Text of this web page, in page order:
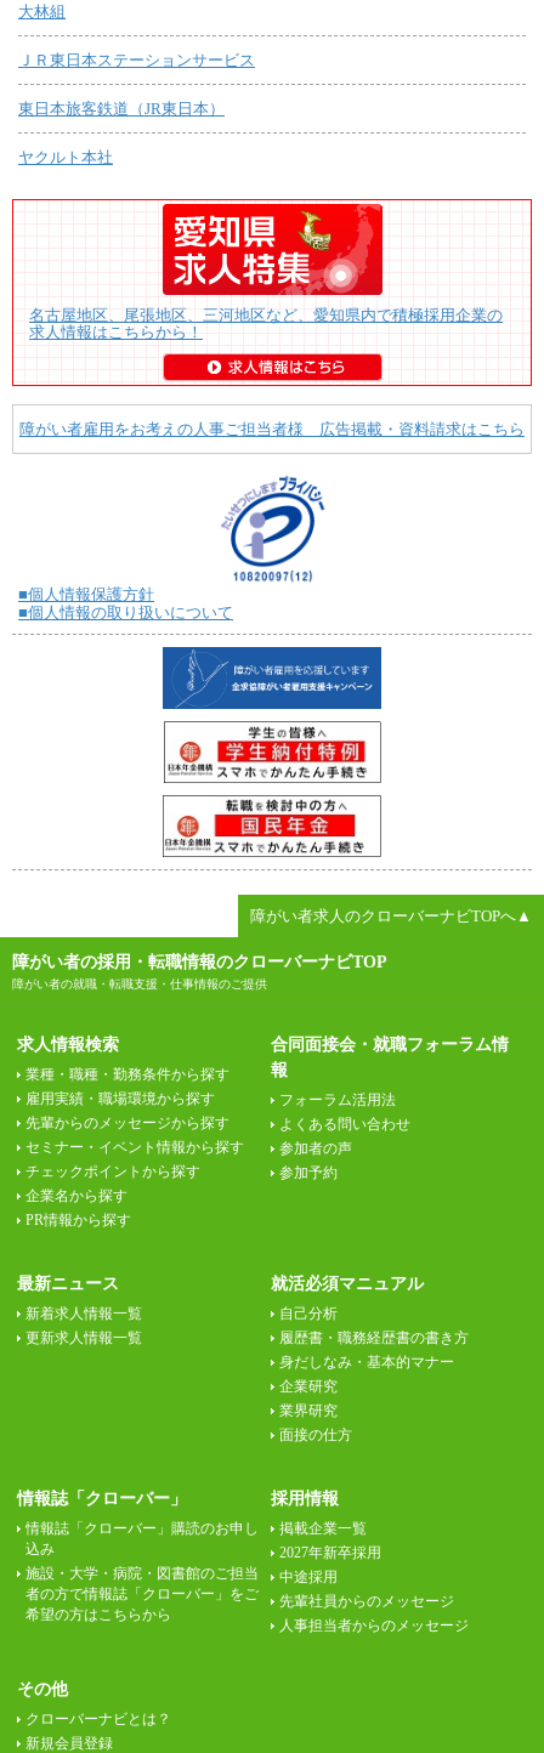
大林組
ＪＲ東日本ステーションサービス
東日本旅客鉄道（JR東日本）
ヤクルト本社
名古屋地区、尾張地区、三河地区など、愛知県内で積極採用企業の
求人情報はこちらから！
障がい者雇用をお考えの人事ご担当者様 広告掲載・資料請求はこちら
■個人情報保護方針
■個人情報の取り扱いについて
障がい者求人のクローバーナビTOPへ▲
障がい者の採用・転職情報のクローバーナビTOP
障がい者の就職・転職支援・仕事情報のご提供
求人情報検索
業種・職種・勤務条件から探す
雇用実績・職場環境から探す
先輩からのメッセージから探す
セミナー・イベント情報から探す
チェックポイントから探す
企業名から探す
PR情報から探す
合同面接会・就職フォーラム情
報
フォーラム活用法
よくある問い合わせ
参加者の声
参加予約
最新ニュース
新着求人情報一覧
更新求人情報一覧
就活必須マニュアル
自己分析
履歴書・職務経歴書の書き方
身だしなみ・基本的マナー
企業研究
業界研究
面接の仕方
情報誌「クローバー」
情報誌「クローバー」購読のお申し
込み
施設・大学・病院・図書館のご担当
者の方で情報誌「クローバー」をご
希望の方はこちらから
採用情報
掲載企業一覧
2027年新卒採用
中途採用
先輩社員からのメッセージ
人事担当者からのメッセージ
その他
クローバーナビとは？
新規会員登録